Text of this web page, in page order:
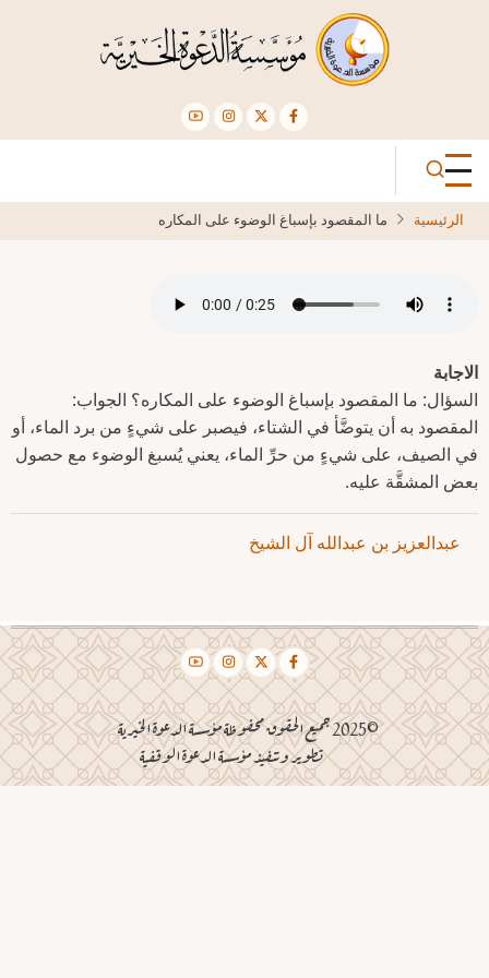
الرئيسية ما المقصود بإسباغ الوضوء على المكاره
الاجابة
السؤال: ما المقصود بإسباغ الوضوء على المكاره؟ الجواب:
المقصود به أن يتوضَّأ في الشتاء، فيصبر على شيءٍ من برد الماء، أو
في الصيف، على شيءٍ من حرِّ الماء، يعني يُسبغ الوضوء مع حصول
بعض المشقَّة عليه.
عبدالعزيز بن عبدالله آل الشيخ
©2025 جميع الحقوق محفوظة مؤسسة الدعوة الخيرية
تطوير وتنفيذ مؤسسة الدعوة الوقفية